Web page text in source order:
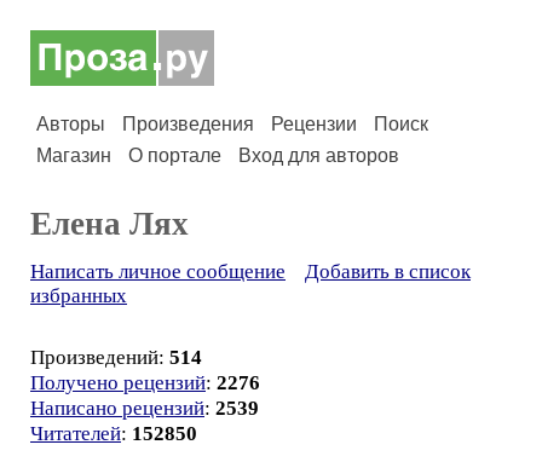
Авторы Произведения Рецензии
Поиск
Магазин
О портале Вход для авторов
Елена Лях
Написать личное сообщение
Добавить в список
избранных
Произведений: 514
Получено рецензий: 2276
Написано рецензий: 2539
Читателей: 152850